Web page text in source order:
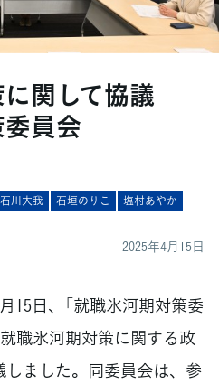
関して協議
員会
石川大我 石垣のりこ
塩村あやか
2025年4月15日
15日、「就職氷河期対策委
職氷河期対策に関する政
ました。同委員会は、参